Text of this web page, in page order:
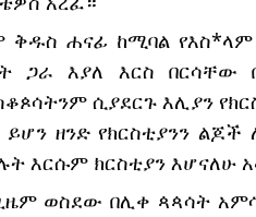
ቅዱስ ሐናፊ ከሚባል
ጋራ እያለ እርስ በርሳቸው
ሲያደርጉ እሊያን
ይሆን ዘንድ የክርስቲያንን
እርሱም ክርስቲያን እሆናለሁ
ወስደው በሊቀ ጳጳሳት